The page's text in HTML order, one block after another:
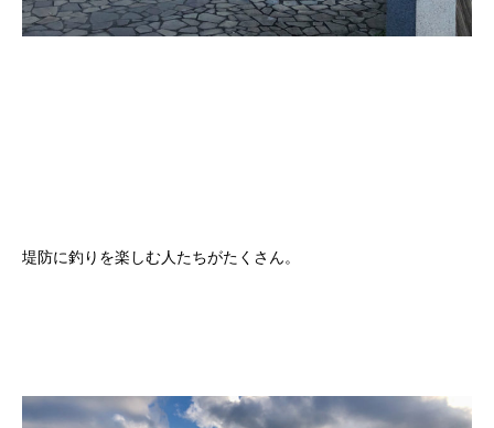
堤防に釣りを楽しむ人たちがたくさん。